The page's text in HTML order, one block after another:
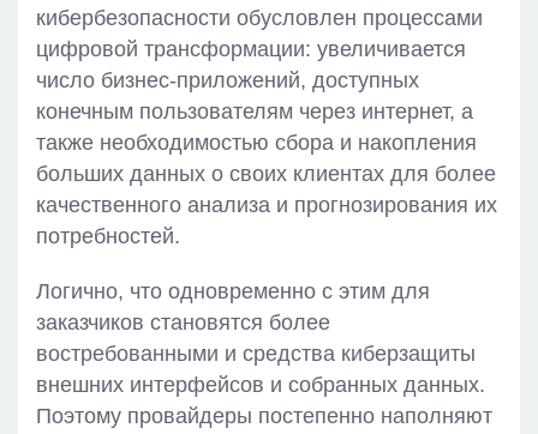
кибербезопасности обусловлен процессами
цифровой трансформации: увеличивается
число бизнес-приложений, доступных
конечным пользователям через интернет, а
также необходимостью сбора и накопления
больших данных о своих клиентах для более
качественного анализа и прогнозирования их
потребностей.
Логично, что одновременно с этим для
заказчиков становятся более
востребованными и средства киберзащиты
внешних интерфейсов и собранных данных.
Поэтому провайдеры постепенно наполняют